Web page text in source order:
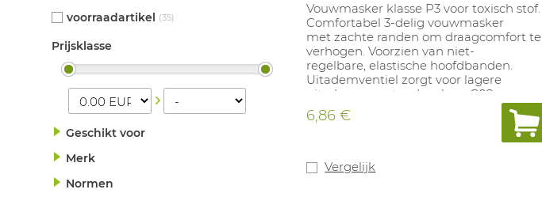
voorraadartikel (35)
Prijsklasse
Geschikt voor
Merk
Normen
Vouwmasker klasse P3 voor toxisch stof.
Comfortabel 3-delig vouwmasker
met zachte randen om draagcomfort te
verhogen. Voorzien van niet-
regelbare, elastische hoofdbanden.
Uitademventiel zorgt voor lagere
uitademweerstand en lage C02- en
vochtigheidsgraad in het masker.
Maskers zijn apart verpakt. NPF: 50.
materiaal in individuele
6,86 €
Vergelijk